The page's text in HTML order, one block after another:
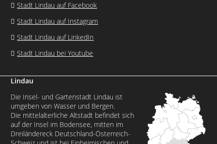
Stadt Lindau auf Facebook
Stadt Lindau auf Instagram
Stadt Lindau auf LinkedIn
Stadt Lindau bei Youtube
Lindau
Die Insel- und Gartenstadt Lindau ist
umgeben von Wasser und Bergen.
Die mittelalterliche Altstadt befindet sich
auf der Insel im Bodensee, mitten im
Dreiländereck Deutschland-Österreich-